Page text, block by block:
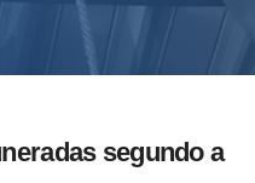
segundo a